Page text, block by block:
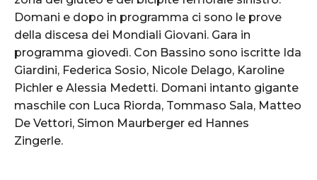
Domani e dopo in programma ci sono le prove
della discesa dei Mondiali Giovani. Gara in
programma giovedì. Con Bassino sono iscritte Ida
Giardini, Federica Sosio, Nicole Delago, Karoline
Pichler e Alessia Medetti. Domani intanto gigante
maschile con Luca Riorda, Tommaso Sala, Matteo
De Vettori, Simon Maurberger ed Hannes
Zingerle.